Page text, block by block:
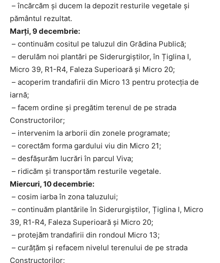
– încărcăm și ducem la depozit resturile vegetale și
pământul rezultat.
Marți, 9 decembrie:
– continuăm cositul pe taluzul din Grădina Publică;
– derulăm noi plantări pe Siderurgiștilor, în Țiglina I,
Micro 39, R1-R4, Faleza Superioară și Micro 20;
– acoperim trandafirii din Micro 13 pentru protecția de
iarnă;
– facem ordine și pregătim terenul de pe strada
Constructorilor;
– intervenim la arborii din zonele programate;
– corectăm forma gardului viu din Micro 21;
– desfășurăm lucrări în parcul Viva;
– ridicăm și transportăm resturile vegetale.
Miercuri, 10 decembrie:
– cosim iarba în zona taluzului;
– continuăm plantările în Siderurgiștilor, Țiglina I, Micro
39, R1-R4, Faleza Superioară și Micro 20;
– protejăm trandafirii din rondoul Micro 13;
– curățăm și refacem nivelul terenului de pe strada
Constructorilor;